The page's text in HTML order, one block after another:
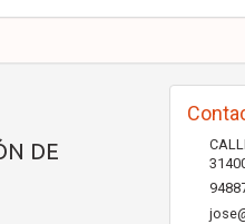
DE